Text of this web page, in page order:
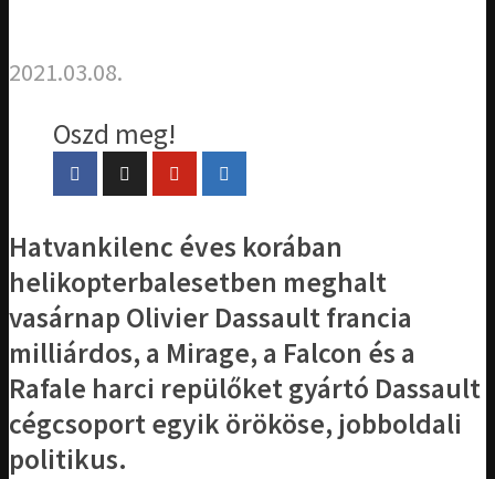
2021.03.08.
Oszd meg!
Hatvankilenc éves korában
helikopterbalesetben meghalt
vasárnap Olivier Dassault francia
milliárdos, a Mirage, a Falcon és a
Rafale harci repülőket gyártó Dassault
cégcsoport egyik örököse, jobboldali
politikus.